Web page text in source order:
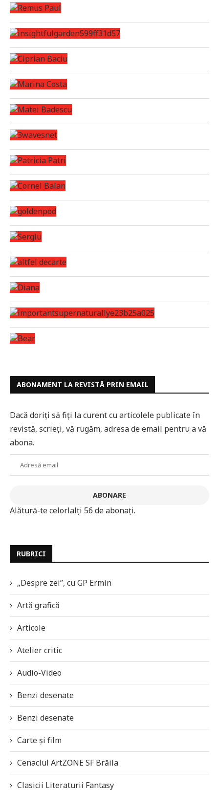
ABONAMENT LA REVISTĂ PRIN EMAIL
Dacă doriți să fiți la curent cu articolele publicate în
revistă, scrieți, vă rugăm, adresa de email pentru a vă
abona.
ABONARE
Alătură-te celorlalți 56 de abonați.
RUBRICI
„Despre zei”, cu GP Ermin
Artă grafică
Articole
Atelier critic
Audio-Video
Benzi desenate
Benzi desenate
Carte și film
Cenaclul ArtZONE SF Brăila
Clasicii Literaturii Fantasy